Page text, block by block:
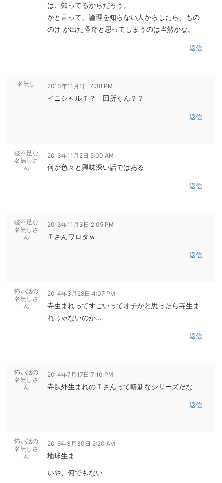
は、知ってるからだろう。
かと言って、論理を知らない人からしたら、もの
のけ が出た怪奇と思ってしまうのは当然かな。
返信
名無し 2013年11月1日 7:38 PM
イニシャルＴ？ 田所くん？？
返信
寝不足な
名無しさ
ん
2013年11月2日 5:00 AM
何か色々と興味深い話ではある
返信
寝不足な
名無しさ
ん
2013年11月3日 2:05 PM
Ｔさんワロタｗ
返信
怖い話の
名無しさ
ん
2014年3月28日 4:07 PM
寺生まれってすごいってオチかと思ったら寺生ま
れじゃないのか…
返信
怖い話の
名無しさ
ん
2014年7月17日 7:10 PM
寺以外生まれのＴさんって斬新なシリーズだな
返信
怖い話の
名無しさ
ん
2016年3月30日 2:20 AM
地球生ま
いや、何でもない